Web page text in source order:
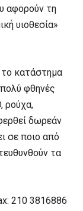
αφορούν τη
υιοθεσία»
το κατάστημα
φθηνές
ρούχα,
δωρεάν
σε ποιο από
τα
210 3816886